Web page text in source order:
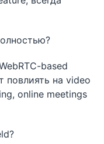
based
повлиять на video
online meetings